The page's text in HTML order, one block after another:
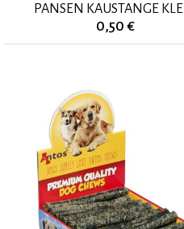
PANSEN KAUSTANGE
0,50 €